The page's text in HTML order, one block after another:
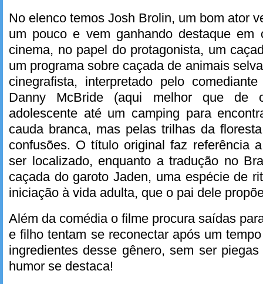
No elenco temos Josh Brolin, um bom ator
um pouco e vem ganhando destaque em
cinema, no papel do protagonista, um
um programa sobre caçada de animais
cinegrafista, interpretado pelo
Danny McBride (aqui melhor que de
adolescente até um camping para
cauda branca, mas pelas trilhas da
confusões. O título original faz referência
ser localizado, enquanto a tradução no
caçada do garoto Jaden, uma espécie de
iniciação à vida adulta, que o pai dele
Além da comédia o filme procura saídas
e filho tentam se reconectar após um
ingredientes desse gênero, sem ser
humor se destaca!